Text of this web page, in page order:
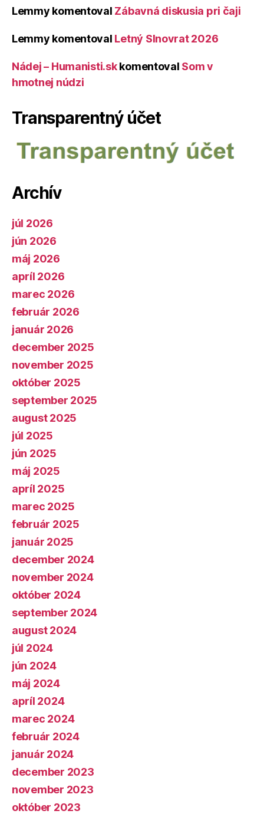
Lemmy komentoval Zábavná diskusia pri čaji
Lemmy komentoval Letný Slnovrat 2026
Nádej – Humanisti.skkomentoval Som v
hmotnej núdzi
Transparentný účet
Archív
júl 2026
jún 2026
máj 2026
apríl 2026
marec 2026
február 2026
január 2026
december 2025
november 2025
október 2025
september 2025
august 2025
júl 2025
jún 2025
máj 2025
apríl 2025
marec 2025
február 2025
január 2025
december 2024
november 2024
október 2024
september 2024
august 2024
júl 2024
jún 2024
máj 2024
apríl 2024
marec 2024
február 2024
január 2024
december 2023
november 2023
október 2023